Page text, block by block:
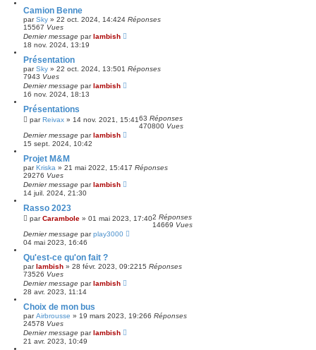
Camion Benne
parSky » 22 oct. 2024, 14:424 Réponses
15567 Vues
Dernier message parlambish
18 nov. 2024, 13:19
Présentation
parSky » 22 oct. 2024, 13:501 Réponses
7943 Vues
Dernier message parlambish
16 nov. 2024, 18:13
Présentations
parReivax » 14 nov. 2021, 15:4163 Réponses
470800 Vues
Dernier message parlambish
15 sept. 2024, 10:42
Projet M&M
parKriska » 21 mai 2022, 15:417 Réponses
29276 Vues
Dernier message parlambish
14 juil. 2024, 21:30
Rasso 2023
parCarambole » 01 mai 2023, 17:402 Réponses
14669 Vues
Dernier message parplay3000
04 mai 2023, 16:46
Qu'est-ce qu'on fait ?
parlambish » 28 févr. 2023, 09:2215 Réponses
73526 Vues
Dernier message parlambish
28 avr. 2023, 11:14
Choix de mon bus
parAirbrousse » 19 mars 2023, 19:266 Réponses
24578 Vues
Dernier message parlambish
21 avr. 2023, 10:49